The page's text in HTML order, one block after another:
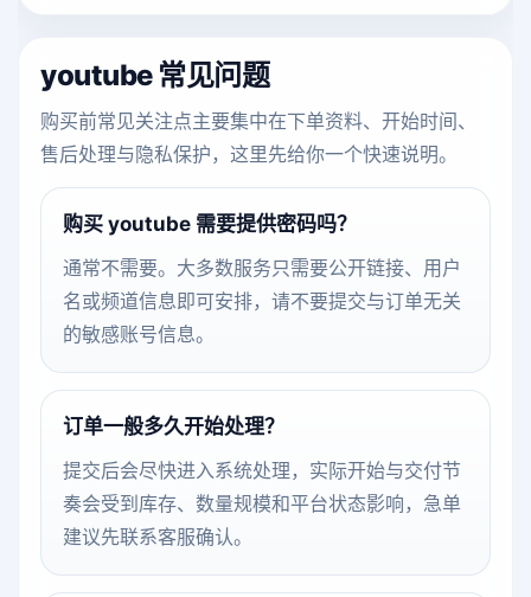
youtube 常见问题
购买前常见关注点主要集中在下单资料、开始时间、
售后处理与隐私保护，这里先给你一个快速说明。
购买 youtube 需要提供密码吗？
通常不需要。大多数服务只需要公开链接、用户
名或频道信息即可安排，请不要提交与订单无关
的敏感账号信息。
订单一般多久开始处理？
提交后会尽快进入系统处理，实际开始与交付节
奏会受到库存、数量规模和平台状态影响，急单
建议先联系客服确认。